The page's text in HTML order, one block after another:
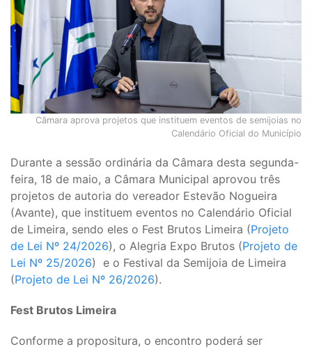
Câmara aprova projetos que instituem eventos de semijoias no
Calendário Oficial do Município
Durante a sessão ordinária da Câmara desta segunda-
feira, 18 de maio, a Câmara Municipal aprovou três
projetos de autoria do vereador Estevão Nogueira
(Avante), que instituem eventos no Calendário Oficial
de Limeira, sendo eles o Fest Brutos Limeira (Projeto
de Lei Nº 24/2026), o Alegria Expo Brutos (Projeto de
Lei Nº 25/2026) e o Festival da Semijoia de Limeira
(Projeto de Lei Nº 26/2026).
Fest Brutos Limeira
Conforme a propositura, o encontro poderá ser